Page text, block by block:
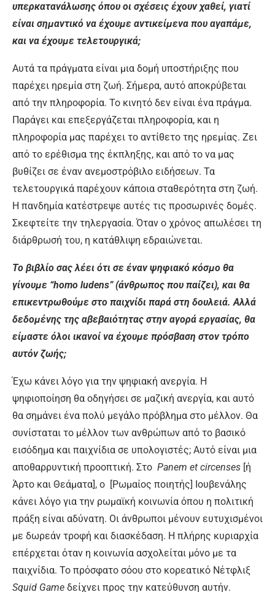
υπερκατανάλωσης όπου οι σχέσεις έχουν χαθεί, γιατί
είναι σημαντικό να έχουμε αντικείμενα που αγαπάμε,
και να έχουμε τελετουργικά;
Αυτά τα πράγματα είναι μια δομή υποστήριξης που
παρέχει ηρεμία στη ζωή. Σήμερα, αυτό αποκρύβεται
από την πληροφορία. Το κινητό δεν είναι ένα πράγμα.
Παράγει και επεξεργάζεται πληροφορία, και η
πληροφορία μας παρέχει το αντίθετο της ηρεμίας. Ζει
από το ερέθισμα της έκπληξης, και από το να μας
βυθίζει σε έναν ανεμοστρόβιλο ειδήσεων. Τα
τελετουργικά παρέχουν κάποια σταθερότητα στη ζωή.
Η πανδημία κατέστρεψε αυτές τις προσωρινές δομές.
Σκεφτείτε την τηλεργασία. Όταν ο χρόνος απωλέσει τη
διάρθρωσή του, η κατάθλιψη εδραιώνεται.
Το βιβλίο σας λέει ότι σε έναν ψηφιακό κόσμο θα
γίνουμε “homo ludens” (άνθρωπος που παίζει), και θα
επικεντρωθούμε στο παιχνίδι παρά στη δουλειά. Αλλά
δεδομένης της αβεβαιότητας στην αγορά εργασίας, θα
είμαστε όλοι ικανοί να έχουμε πρόσβαση στον τρόπο
αυτόν ζωής;
Έχω κάνει λόγο για την ψηφιακή ανεργία. Η
ψηφιοποίηση θα οδηγήσει σε μαζική ανεργία, και αυτό
θα σημάνει ένα πολύ μεγάλο πρόβλημα στο μέλλον. Θα
συνίσταται το μέλλον των ανθρώπων από το βασικό
εισόδημα και παιχνίδια σε υπολογιστές; Αυτό είναι μια
αποθαρρυντική προοπτική. Στο Panem et circenses [ή
Άρτο και Θεάματα], ο [Ρωμαίος ποιητής] Ιουβενάλης
κάνει λόγο για την ρωμαϊκή κοινωνία όπου η πολιτική
πράξη είναι αδύνατη. Οι άνθρωποι μένουν ευτυχισμένοι
με δωρεάν τροφή και διασκέδαση. Η πλήρης κυριαρχία
επέρχεται όταν η κοινωνία ασχολείται μόνο με τα
παιχνίδια. Το πρόσφατο σόου στο κορεατικό Νέτφλιξ
Squid Game δείχνει προς την κατεύθυνση αυτήν.